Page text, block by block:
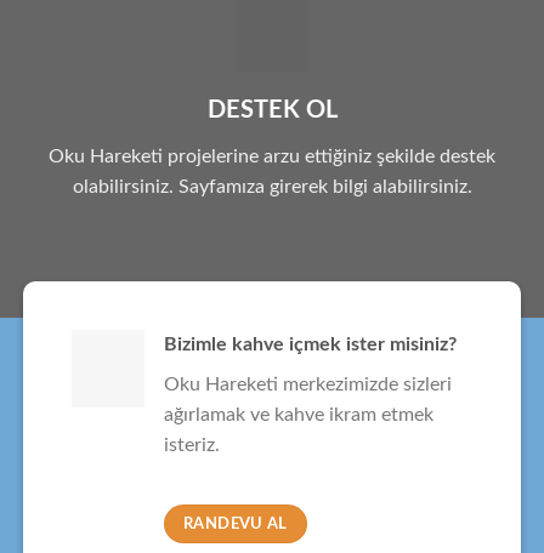
DESTEK OL
Oku Hareketi projelerine arzu ettiğiniz şekilde destek
olabilirsiniz. Sayfamıza girerek bilgi alabilirsiniz.
Bizimle kahve içmek ister misiniz?
Oku Hareketi merkezimizde sizleri
ağırlamak ve kahve ikram etmek
isteriz.
RANDEVU AL